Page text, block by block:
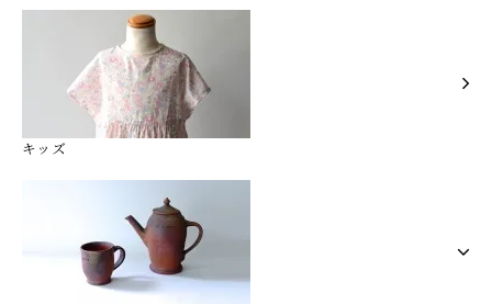
キッズ